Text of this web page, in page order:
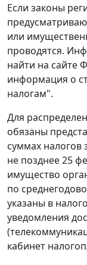
Если законы
или
проводятся.
найти на сайте
информация о
налогам".
Для
обязаны
суммах налогов
не позднее 25
имущество
по
указаны в
уведомления
кабинет